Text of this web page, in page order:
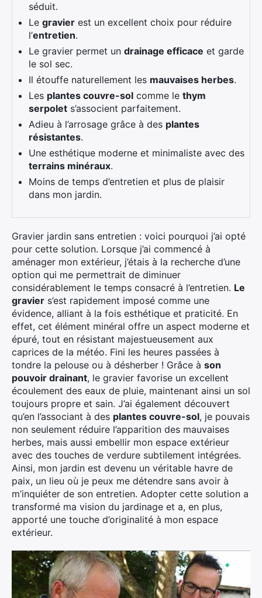
séduit.
Le gravier est un excellent choix pour réduire
l’entretien.
Le gravier permet un drainage efficace et garde
le sol sec.
Il étouffe naturellement les mauvaises herbes.
Les plantes couvre-sol comme le thym
serpolet s’associent parfaitement.
Adieu à l’arrosage grâce à des plantes
résistantes.
Une esthétique moderne et minimaliste avec des
terrains minéraux.
Moins de temps d’entretien et plus de plaisir
dans mon jardin.
Gravier jardin sans entretien : voici pourquoi j’ai opté
pour cette solution. Lorsque j’ai commencé à
aménager mon extérieur, j’étais à la recherche d’une
option qui me permettrait de diminuer
considérablement le temps consacré à l’entretien. Le
gravier s’est rapidement imposé comme une
évidence, alliant à la fois esthétique et praticité. En
effet, cet élément minéral offre un aspect moderne et
épuré, tout en résistant majestueusement aux
caprices de la météo. Fini les heures passées à
tondre la pelouse ou à désherber ! Grâce à son
pouvoir drainant, le gravier favorise un excellent
écoulement des eaux de pluie, maintenant ainsi un sol
toujours propre et sain. J’ai également découvert
qu’en l’associant à des plantes couvre-sol, je pouvais
non seulement réduire l’apparition des mauvaises
herbes, mais aussi embellir mon espace extérieur
avec des touches de verdure subtilement intégrées.
Ainsi, mon jardin est devenu un véritable havre de
paix, un lieu où je peux me détendre sans avoir à
m’inquiéter de son entretien. Adopter cette solution a
transformé ma vision du jardinage et a, en plus,
apporté une touche d’originalité à mon espace
extérieur.